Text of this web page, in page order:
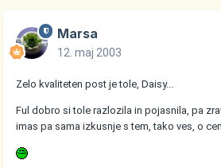
Marsa
12. maj 2003
Zelo kvaliteten post je tole, Daisy...
Ful dobro si tole razlozila in pojasnila, pa
imas pa sama izkusnje s tem, tako ves, o